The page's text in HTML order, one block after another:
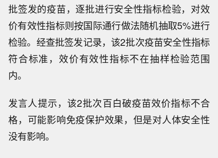
批签发的疫苗，逐批进行安全性指标检验，对效
价有效性指标则按国际通行做法随机抽取5%进行
检验。经查批签发记录，该2批次疫苗安全性指标
符合标准，效价有效性指标不在抽样检验范围
内。
发言人提示，该2批次百白破疫苗效价指标不合
格，可能影响免疫保护效果，但是对人体安全性
没有影响。